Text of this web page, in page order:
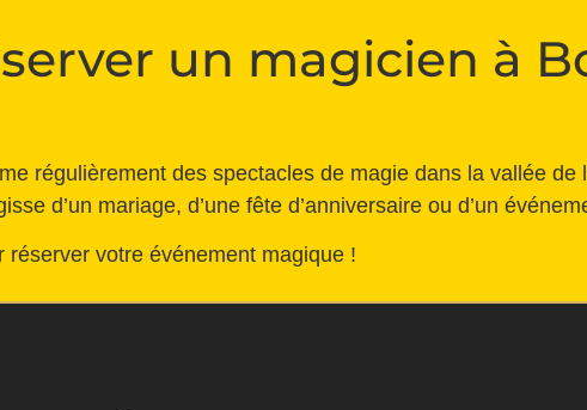
un magicien à
régulièrement des spectacles de magie dans la vallée de
d’un mariage, d’une fête d’anniversaire ou d’un
réserver votre événement magique !